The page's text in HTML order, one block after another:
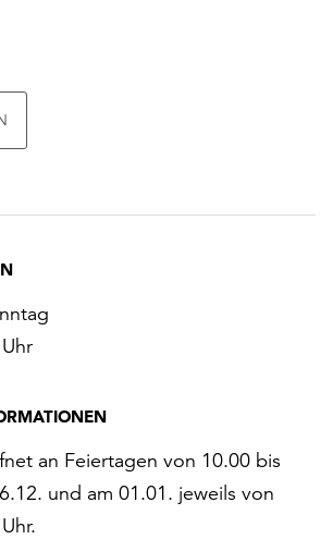
an Feiertagen von 10.00 bis
und am 01.01. jeweils von